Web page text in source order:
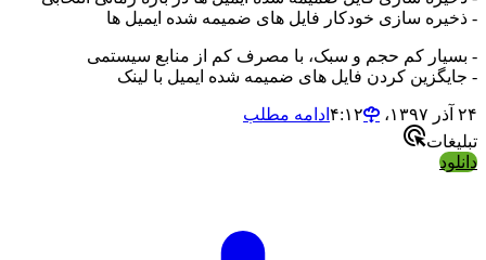
- ذخیره سازی خودکار فایل های ضمیمه شده ایمیل ها
- بسیار کم حجم و سبک، با مصرف کم از منابع سیستمی
- جایگزین کردن فایل های ضمیمه شده ایمیل با لینک
۲۴ آذر ۱۳۹۷،‏ ۴:۱۲
ادامه مطلب
تبلیغات
دانلود